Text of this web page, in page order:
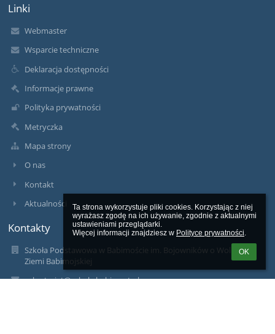
Ta strona wykorzystuje pliki cookies. Korzystając z niej
wyrażasz zgodę na ich używanie, zgodnie z aktualnymi
ustawieniami przeglądarki.
Więcej informacji znajdziesz w Polityce prywatności.
OK
Linki
Webmaster
Wsparcie techniczne
Deklaracja dostępności
Informacje prawne
Polityka prywatności
Metryczka
Mapa strony
O nas
Kontakt
Aktualności
Kontakty
Szkoła Podstawowa w Babimoście im. Bojowników o Wolność
Ziemi Babimojskiej
sekretariat@szkola.babimost.pl